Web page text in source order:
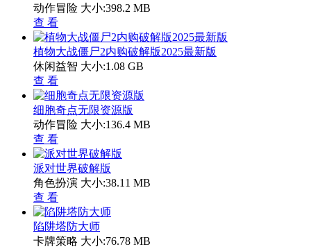
动作冒险 大小:398.2 MB
查 看
植物大战僵尸2内购破解版2025最新版
休闲益智 大小:1.08 GB
查 看
细胞奇点无限资源版
动作冒险 大小:136.4 MB
查 看
派对世界破解版
角色扮演 大小:38.11 MB
查 看
陷阱塔防大师
卡牌策略 大小:76.78 MB